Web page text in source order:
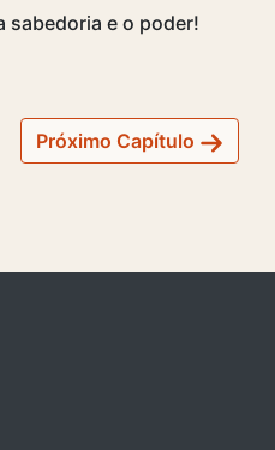
sabedoria e o poder!
Próximo Capítulo